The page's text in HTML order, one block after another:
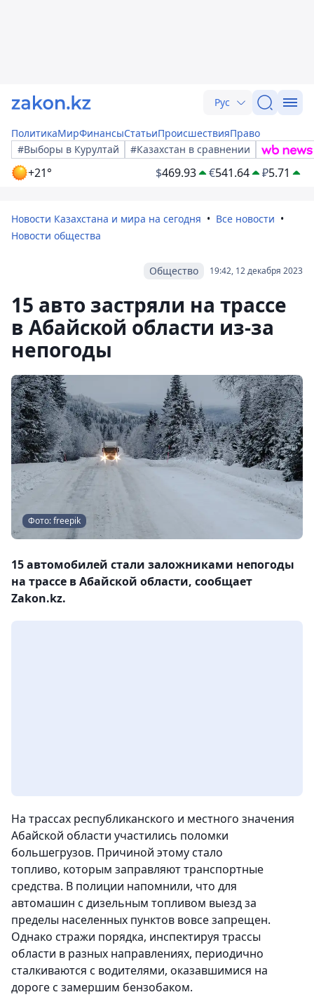
Рус
ПолитикаМирФинансыСтатьиПроисшествияПраво
#Выборы в Курултай
#Казахстан в сравнении
+21° $469.93 €541.64 ₽5.71
Новости Казахстана и мира на сегодня
Все новости
Новости общества
19:42, 12 декабря 2023
Общество
15 авто застряли на трассе
в Абайской области из-за
непогоды
Фото: freepik
15 автомобилей стали заложниками непогоды
на трассе в Абайской области, сообщает
Zakon.kz.
На трассах республиканского и местного значения
Абайской области участились поломки
большегрузов. Причиной этому стало
топливо, которым заправляют транспортные
средства. В полиции напомнили, что для
автомашин с дизельным топливом выезд за
пределы населенных пунктов вовсе запрещен.
Однако стражи порядка, инспектируя трассы
области в разных направлениях, периодично
сталкиваются с водителями, оказавшимися на
дороге с замершим бензобаком.